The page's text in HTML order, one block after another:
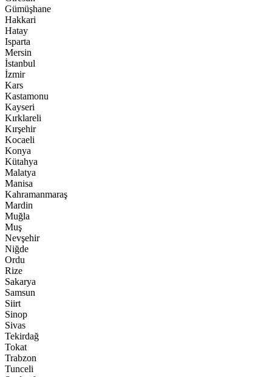
Gümüşhane
Hakkari
Hatay
Isparta
Mersin
İstanbul
İzmir
Kars
Kastamonu
Kayseri
Kırklareli
Kırşehir
Kocaeli
Konya
Kütahya
Malatya
Manisa
Kahramanmaraş
Mardin
Muğla
Muş
Nevşehir
Niğde
Ordu
Rize
Sakarya
Samsun
Siirt
Sinop
Sivas
Tekirdağ
Tokat
Trabzon
Tunceli